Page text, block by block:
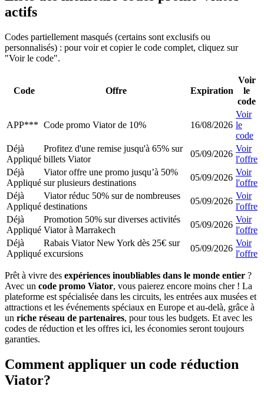
actifs
Codes partiellement masqués (certains sont exclusifs ou
personnalisés) : pour voir et copier le code complet, cliquez sur
"Voir le code".
Code Offre Expiration
Voir
le
code
APP*** Code promo Viator de 10% 16/08/2026
Voir
le
code
Déjà
Appliqué
Profitez d'une remise jusqu'à 65% sur
billets Viator
05/09/2026
Voir
l'offre
Déjà
Appliqué
Viator offre une promo jusqu’à 50%
sur plusieurs destinations
05/09/2026
Voir
l'offre
Déjà
Appliqué
Viator réduc 50% sur de nombreuses
destinations
05/09/2026
Voir
l'offre
Déjà
Appliqué
Promotion 50% sur diverses activités
Viator à Marrakech
05/09/2026
Voir
l'offre
Déjà
Appliqué
Rabais Viator New York dès 25€ sur
excursions
05/09/2026
Voir
l'offre
Prêt à vivre des expériences inoubliables dans le monde entier ?
Avec un code promo Viator, vous paierez encore moins cher ! La
plateforme est spécialisée dans les circuits, les entrées aux musées et
attractions et les événements spéciaux en Europe et au-delà, grâce à
un riche réseau de partenaires, pour tous les budgets. Et avec les
codes de réduction et les offres ici, les économies seront toujours
garanties.
Comment appliquer un code réduction
Viator?